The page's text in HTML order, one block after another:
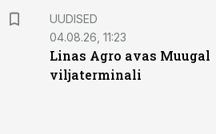
UUDISED
04.08.26, 11:23
Linas Agro avas Muugal
viljaterminali